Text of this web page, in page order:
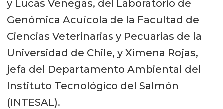
y Lucas Venegas, del Laboratorio de
Genómica Acuícola de la Facultad de
Ciencias Veterinarias y Pecuarias de la
Universidad de Chile, y Ximena Rojas,
jefa del Departamento Ambiental del
Instituto Tecnológico del Salmón
(INTESAL).